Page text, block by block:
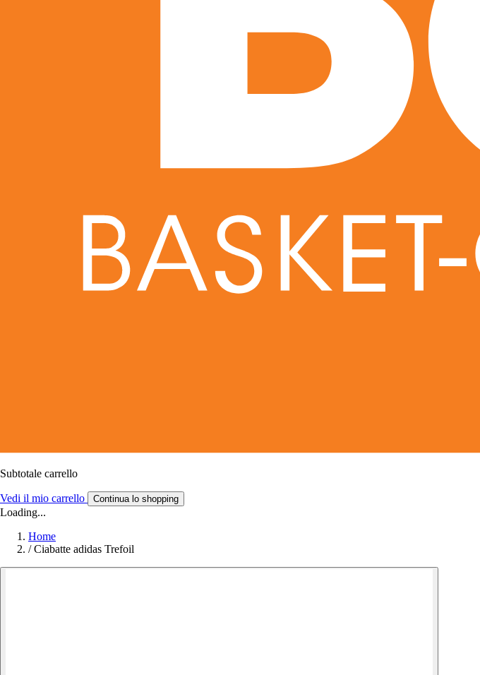
Subtotale carrello
Vedi il mio carrello Continua lo shopping
Loading...
Home
/ Ciabatte adidas Trefoil